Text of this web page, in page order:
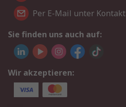
Per E-Mail unter Kontakt
Sie finden uns auch auf:
Wir akzeptieren: